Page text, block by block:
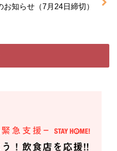
知らせ（7月24日締切）